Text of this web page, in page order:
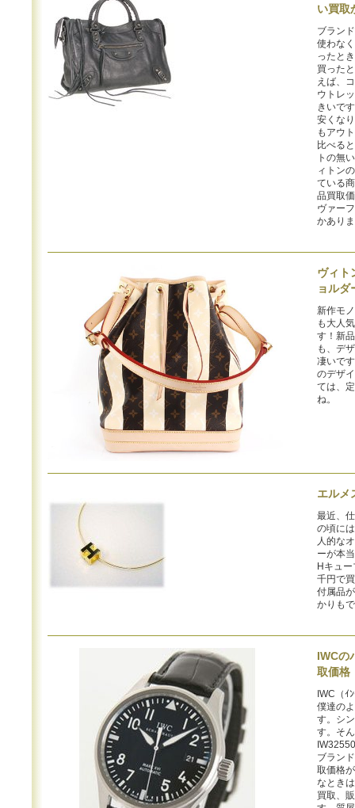
い買取
ブラン
使わな
ったと
買った
えば、
ウトレ
きいで
安くな
もアウ
比べる
トの無
ィトン
ている
品買取
ヴァー
かあり
ヴィト
ョルダ
新作モ
も大人
す！新
も、デ
凄いで
のデザ
ては、
ね。
エルメ
最近、
の頃に
人的な
ーが本
Hキュ
千円で
付属品
かりも
IWC
取価格
IWC（ｲ
僕達の
す。シ
す。そ
ブラン
取価格
なとき
買取、